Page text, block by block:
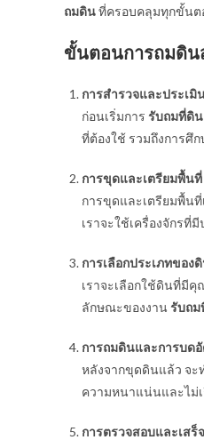
ถมดินที่ครอบคลุมทุกขั้นต
ขั้นตอนการถมดิน
การสำรวจและประเมิ
ก่อนเริ่มการ รับถมที่ดิน
ที่ต้องใช้ รวมถึงการศึ
การขุดและเตรียมพื้นที่
การขุดและเตรียมพื้น
เราจะใช้เครื่องจักร
การเลือกประเภทของ
เราจะเลือกใช้ดินที่มี
ลักษณะของงานรับถ
การถมดินและการบด
หลังจากขุดดินแล้ว จะ
ความหนาแน่นและไม่
การตรวจสอบและเส